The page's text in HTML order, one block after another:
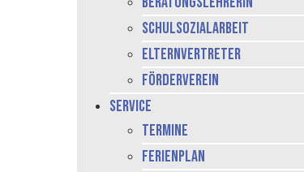
Schulsozialarbeit
Elternvertreter
Förderverein
Service
Termine
Ferienplan